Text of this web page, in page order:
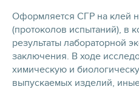
Оформляется СГР на клей
(протоколов испытаний), в
результаты лабораторной
заключения. В ходе
химическую и
выпускаемых изделий,